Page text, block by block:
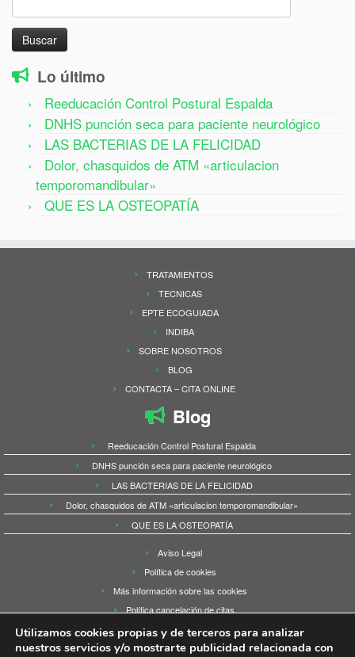
Lo último
Reeducación Control Postural Espalda
DNHS punción seca para paciente neurológico
LAS BACTERIAS DE LA FELICIDAD
Dolor, chasquidos de ATM «articulacion
temporomandibular»
QUE ES LA OSTEOPATÍA
TRATAMIENTOS
TECNICAS
EPTE ECOGUIADA
INDIBA
SOBRE NOSOTROS
BLOG
CONTACTA – CITA ONLINE
Blog
Reeducación Control Postural Espalda
DNHS punción seca para paciente neurológico
LAS BACTERIAS DE LA FELICIDAD
Dolor, chasquidos de ATM «articulacion temporomandibular»
QUE ES LA OSTEOPATÍA
Aviso Legal
Política de cookies
Más información sobre las cookies
Política cancelación de citas
Utilizamos cookies propias y de terceros para analizar
nuestros servicios y/o mostrarte publicidad relacionada con